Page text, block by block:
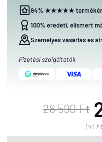
94% ★★★★★
100% eredeti, elismert
Személyes vásárlás és
Fizetési szolgáltatók
28 590 Ft
(44